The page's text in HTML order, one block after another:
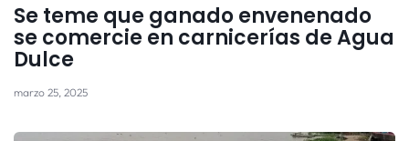
Se teme que ganado envenenado
se comercie en carnicerías de Agua
Dulce
marzo 25, 2025